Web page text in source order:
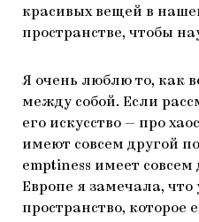
красивых вещей в
пространстве, чтобы
Я очень люблю то, как
между собой. Если
его искусство — про
имеют совсем другой
emptiness имеет совсем
Европе я замечала,
пространство,